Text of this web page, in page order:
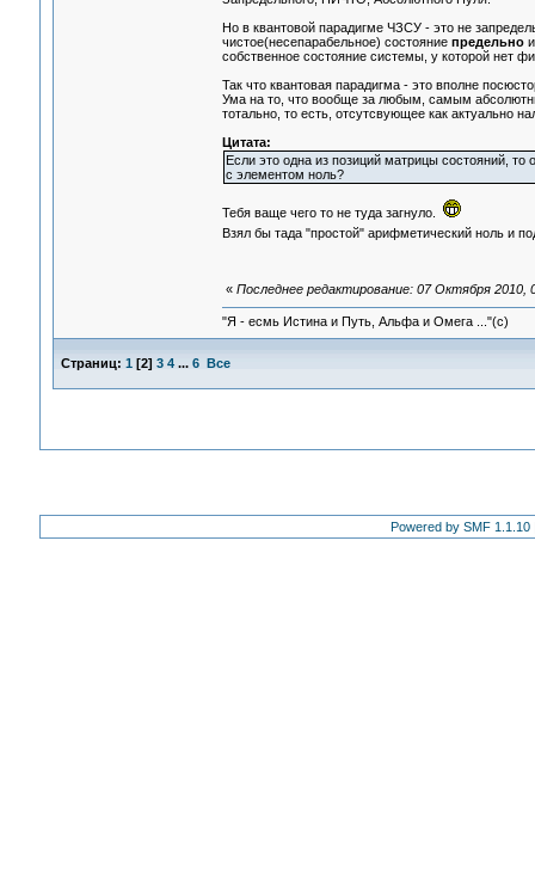
Но в квантовой парадигме ЧЗСУ - это не
чистое(несепарабельное) состояние предельно
собственное состояние системы, у которой нет
Так что квантовая парадигма - это вполне
Ума на то, что вообще за любым, самым
тотально, то есть, отсутсвующее как актуально
Цитата:
Если это одна из позиций матрицы состояний,
с элементом ноль?
Тебя ваще чего то не туда загнуло.
Взял бы тада "простой" арифметический ноль и
« Последнее редактирование: 07 Октября 2010,
"Я - есмь Истина и Путь, Альфа и Омега ..."(с)
Страниц: 1 [2] 3 4 ... 6 Все
Powered by SMF 1.1.10